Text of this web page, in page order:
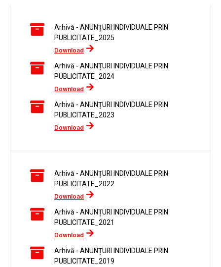
Arhivă - ANUNȚURI INDIVIDUALE PRIN
PUBLICITATE_2025
Download
Arhivă - ANUNȚURI INDIVIDUALE PRIN
PUBLICITATE_2024
Download
Arhivă - ANUNȚURI INDIVIDUALE PRIN
PUBLICITATE_2023
Download
Arhivă - ANUNȚURI INDIVIDUALE PRIN
PUBLICITATE_2022
Download
Arhivă - ANUNȚURI INDIVIDUALE PRIN
PUBLICITATE_2021
Download
Arhivă - ANUNȚURI INDIVIDUALE PRIN
PUBLICITATE_2019